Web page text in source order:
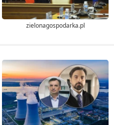
zielonagospodarka.pl